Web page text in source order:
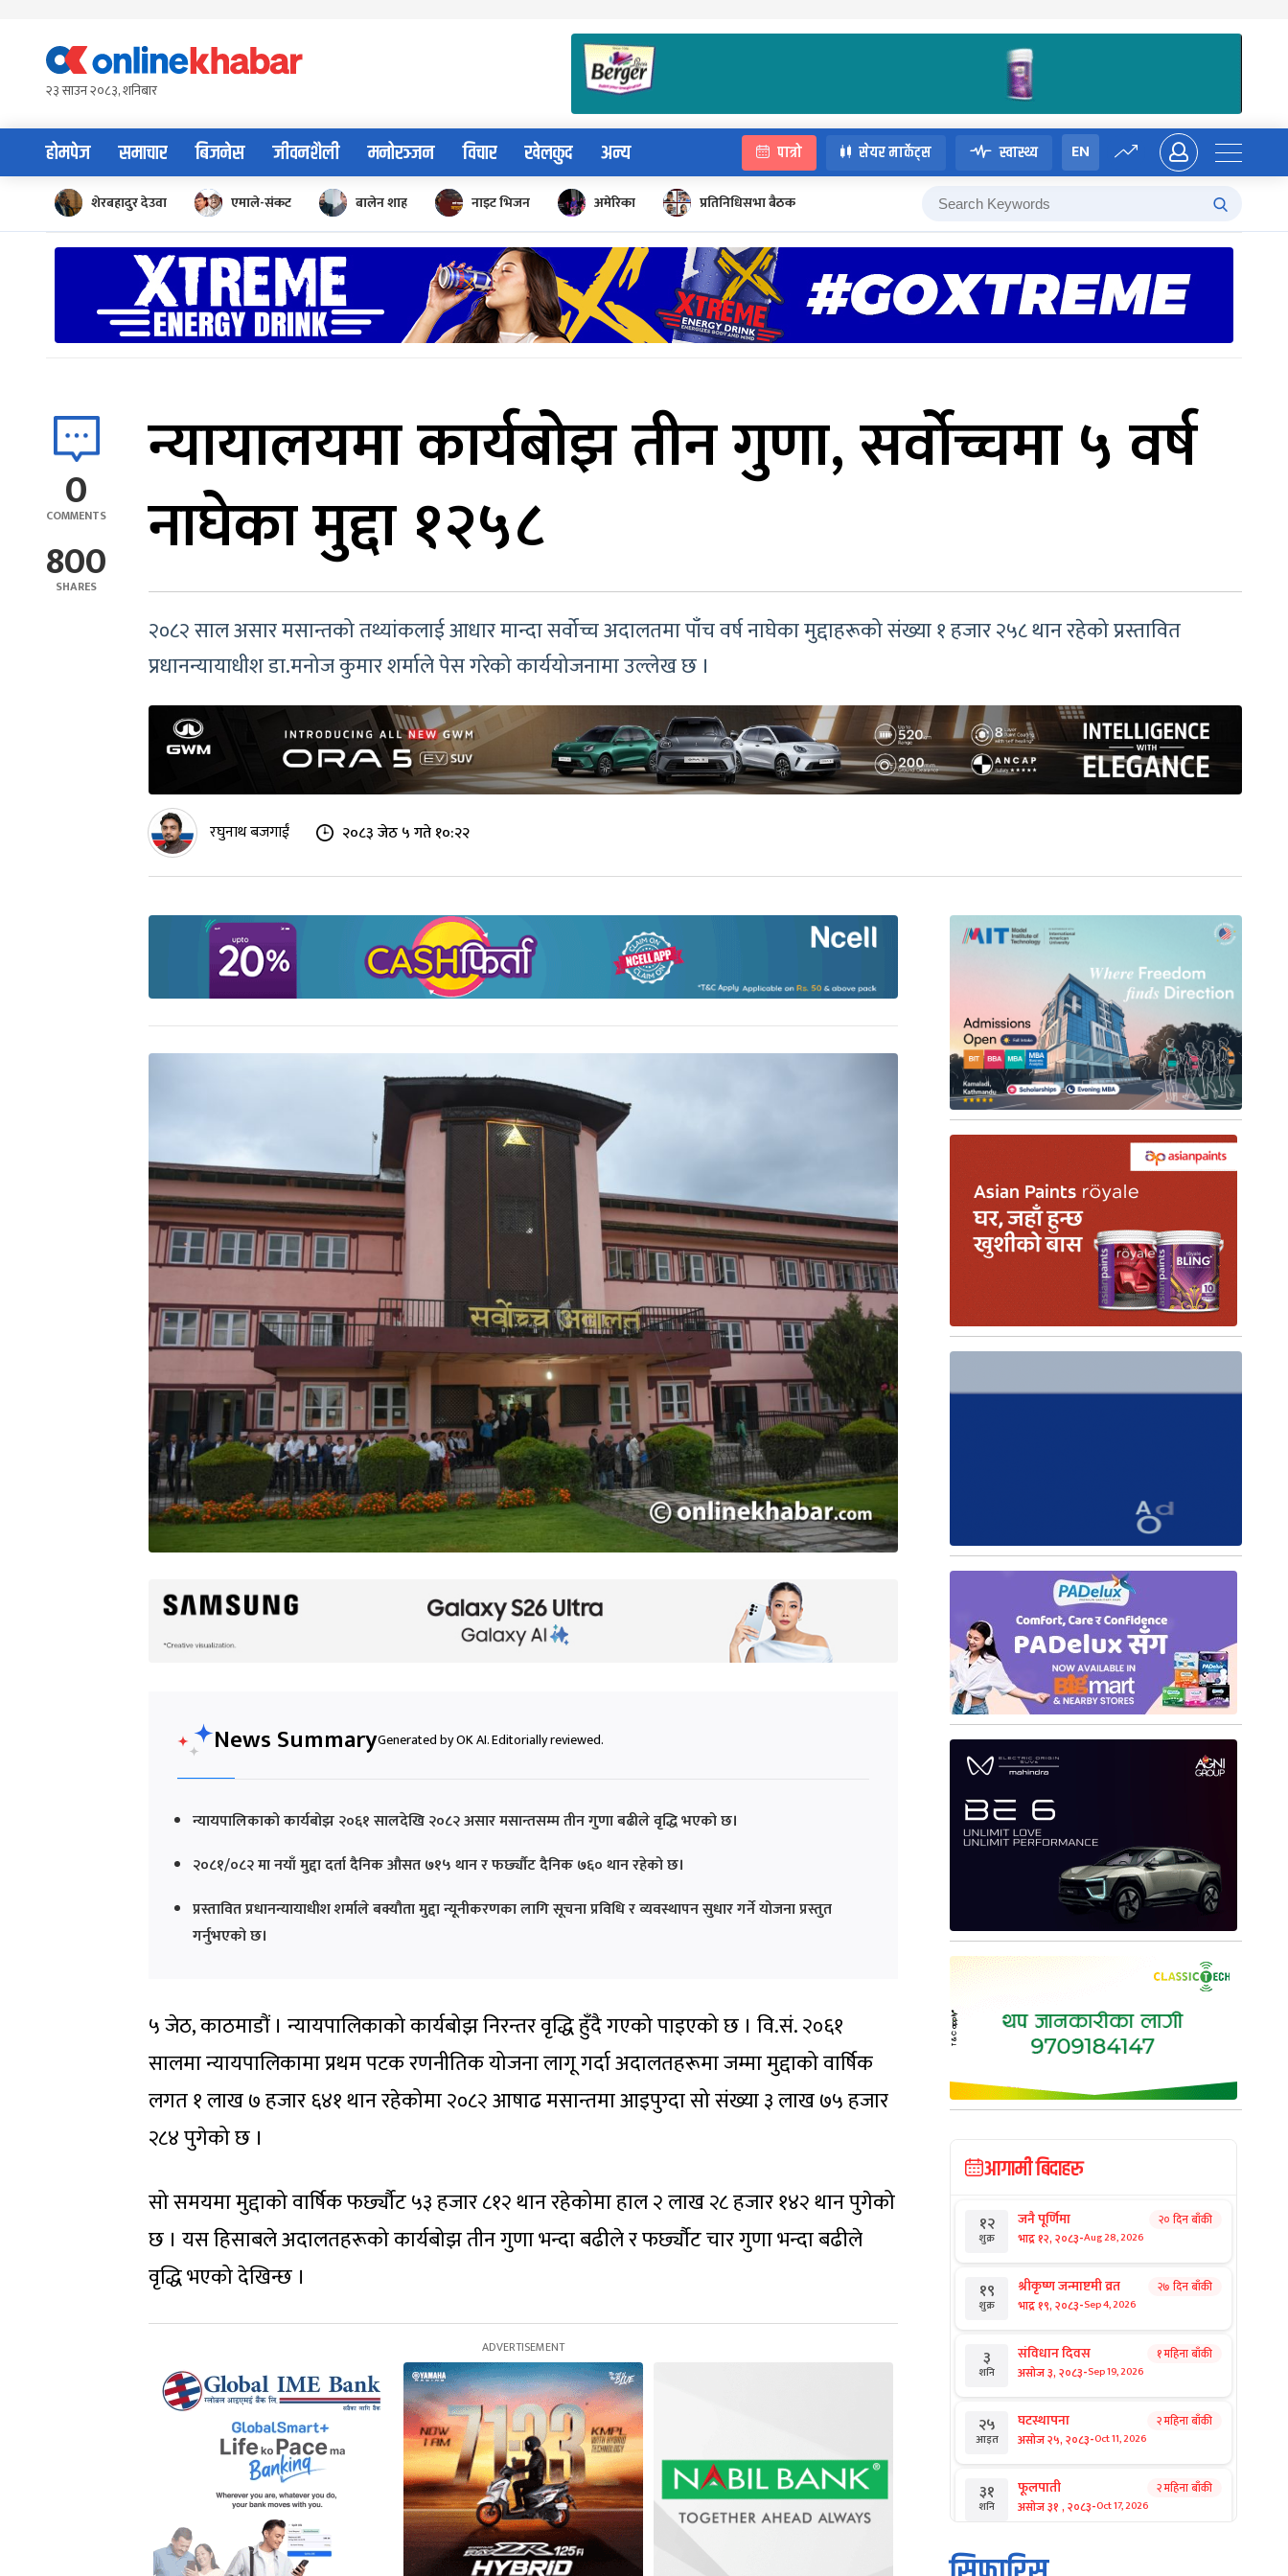
content२३ साउन २०८३, शनिबार
होमपेज समाचार बिजनेस जीवनशैली मनोरञ्जन विचार खेलकुद अन्य पात्रो सेयर मार्केट्स स्वास्थ्य EN
शेरबहादुर देउवा एमाले-संकट बालेन शाह नाइट भिजन अमेरिका प्रतिनिधिसभा बैठक
0
COMMENTS
800
SHARES
न्यायालयमा कार्यबोझ तीन गुणा, सर्वोच्चमा ५ वर्ष
नाघेका मुद्दा १२५८
२०८२ साल असार मसान्तको तथ्यांकलाई आधार मान्दा सर्वोच्च अदालतमा पाँच वर्ष नाघेका मुद्दाहरूको संख्या १ हजार २५८ थान रहेको प्रस्तावित
प्रधानन्यायाधीश डा.मनोज कुमार शर्माले पेस गरेको कार्ययोजनामा उल्लेख छ ।
रघुनाथ बजगाईं २०८३ जेठ ५ गते १०:२२
News SummaryGenerated by OK AI. Editorially reviewed.
न्यायपालिकाको कार्यबोझ २०६१ सालदेखि २०८२ असार मसान्तसम्म तीन गुणा बढीले वृद्धि भएको छ।
२०८१/०८२ मा नयाँ मुद्दा दर्ता दैनिक औसत ७१५ थान र फर्छ्यौट दैनिक ७६० थान रहेको छ।
प्रस्तावित प्रधानन्यायाधीश शर्माले बक्यौता मुद्दा न्यूनीकरणका लागि सूचना प्रविधि र व्यवस्थापन सुधार गर्ने योजना प्रस्तुत
गर्नुभएको छ।
५ जेठ, काठमाडौं । न्यायपालिकाको कार्यबोझ निरन्तर वृद्धि हुँदै गएको पाइएको छ । वि.सं. २०६१
सालमा न्यायपालिकामा प्रथम पटक रणनीतिक योजना लागू गर्दा अदालतहरूमा जम्मा मुद्दाको वार्षिक
लगत १ लाख ७ हजार ६४१ थान रहेकोमा २०८२ आषाढ मसान्तमा आइपुग्दा सो संख्या ३ लाख ७५ हजार
२८४ पुगेको छ ।
सो समयमा मुद्दाको वार्षिक फर्छ्यौट ५३ हजार ८१२ थान रहेकोमा हाल २ लाख २८ हजार १४२ थान पुगेको
छ । यस हिसाबले अदालतहरूको कार्यबोझ तीन गुणा भन्दा बढीले र फर्छ्यौट चार गुणा भन्दा बढीले
वृद्धि भएको देखिन्छ ।
आगामी बिदाहरु
१२
शुक्र
जनै पूर्णिमा
भाद्र १२, २०८३-Aug 28, 2026
२० दिन बाँकी
१९
शुक्र
श्रीकृष्ण जन्माष्टमी व्रत
भाद्र १९, २०८३-Sep 4, 2026
२७ दिन बाँकी
३
शनि
संविधान दिवस
असोज ३, २०८३-Sep 19, 2026
१ महिना बाँकी
२५
आइत
घटस्थापना
असोज २५, २०८३-Oct 11, 2026
२ महिना बाँकी
३१
शनि
फूलपाती
असोज ३१ , २०८३-Oct 17, 2026
२ महिना बाँकी
१ कार्तिक सङ्क्रान्ति